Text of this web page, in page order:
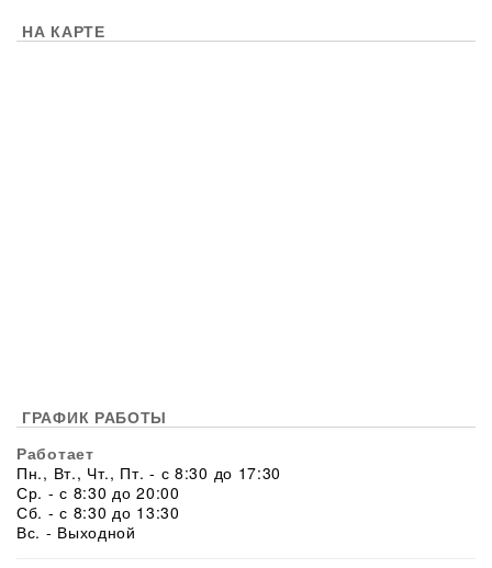
НА КАРТЕ
ГРАФИК РАБОТЫ
Работает
Пн., Вт., Чт., Пт. - с 8:30 до 17:30
Ср. - с 8:30 до 20:00
Сб. - с 8:30 до 13:30
Вс. - Выходной